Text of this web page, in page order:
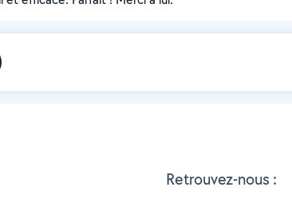
Retrouvez-nous :